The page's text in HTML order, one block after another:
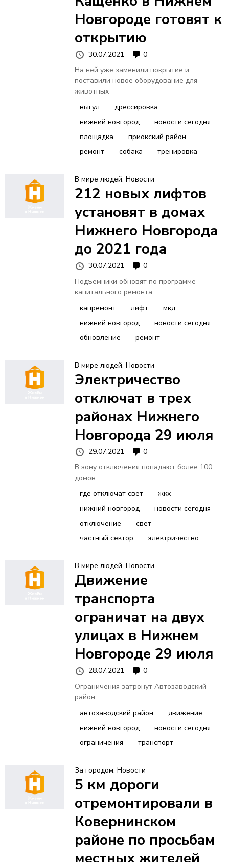
Новгороде готовят к
открытию
30.07.2021
0
На ней уже заменили покрытие и
поставили новое оборудование для
животных
выгул
дрессировка
нижний новгород
новости сегодня
площадка
приокский район
ремонт
собака тренировка
В мире людей, Новости
212 новых лифтов
установят в домах
Нижнего Новгорода
до 2021 года
30.07.2021
0
Подъемники обновят по программе
капитального ремонта
капремонт
лифт
мкд
нижний новгород
новости сегодня
обновление
ремонт
В мире людей, Новости
Электричество
отключат в трех
районах Нижнего
Новгорода 29 июля
29.07.2021
0
В зону отключения попадают более 100
домов
где отключат свет
жкх
нижний новгород
новости сегодня
отключение
свет
частный сектор
электричество
В мире людей, Новости
Движение
транспорта
ограничат на двух
улицах в Нижнем
Новгороде 29 июля
28.07.2021
0
Ограничения затронут Автозаводский
район
автозаводский район
движение
нижний новгород
новости сегодня
ограничения
транспорт
За городом, Новости
5 км дороги
отремонтировали в
Ковернинском
районе по просьбам